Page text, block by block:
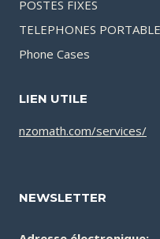
POSTES FIXES
TELEPHONES
Phone Cases
LIEN UTILE
nzomath.com/services/
NEWSLETTER